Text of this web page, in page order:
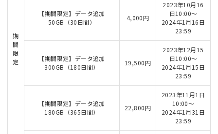
期
間
限
定
【期間限定】データ追加
50GB（30日間）
4,000円
2023年10月16
日10:00～
2024年1月16日
23:59
【期間限定】データ追加
300GB（180日間）
19,500円
2023年12月15
日10:00～
2024年1月15日
23:59
【期間限定】データ追加
180GB（365日間）
22,800円
2023年11月1日
10:00～
2024年1月31日
23:59